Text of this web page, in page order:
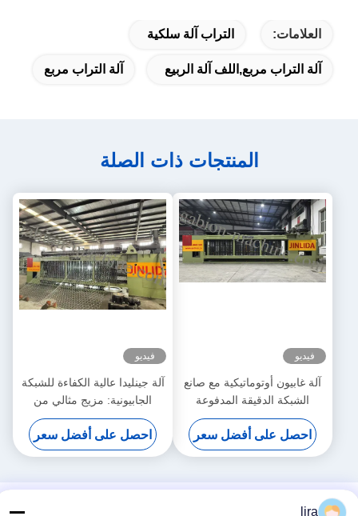
العلامات: التراب آلة سلكية
آلة التراب مربع,اللف آلة الربيع آلة التراب مربع
المنتجات ذات الصلة
فيديو
آلة غابيون أوتوماتيكية مع صانع
الشبكة الدقيقة المدفوعة
بالسيرو 5.3m عرض أقصى
احصل على أفضل سعر
فيديو
آلة جينليدا عالية الكفاءة للشبكة
الجابيونية: مزيج مثالي من
الإنتاج السريع والنسيج الدقيق
لزيادة الإنتاجية
احصل على أفضل سعر
lira